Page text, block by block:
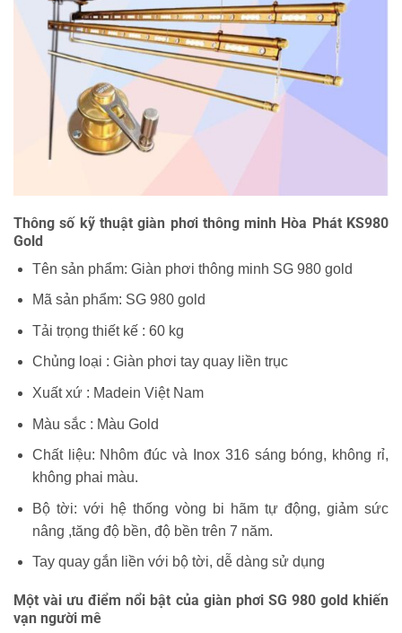
Thông số kỹ thuật giàn phơi thông minh Hòa Phát KS980
Gold
Tên sản phẩm: Giàn phơi thông minh SG 980 gold
Mã sản phẩm: SG 980 gold
Tải trọng thiết kế : 60 kg
Chủng loại : Giàn phơi tay quay liền trục
Xuất xứ : Madein Việt Nam
Màu sắc : Màu Gold
Chất liệu: Nhôm đúc và Inox 316 sáng bóng, không rỉ,
không phai màu.
Bộ tời: với hệ thống vòng bi hãm tự động, giảm sức
nâng ,tăng độ bền, độ bền trên 7 năm.
Tay quay gắn liền với bộ tời, dễ dàng sử dụng
Một vài ưu điểm nổi bật của giàn phơi SG 980 gold khiến
vạn người mê